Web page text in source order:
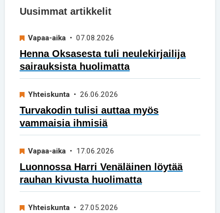
Uusimmat artikkelit
Vapaa-aika • 07.08.2026
Henna Oksasesta tuli neulekirjailija
sairauksista huolimatta
Yhteiskunta • 26.06.2026
Turvakodin tulisi auttaa myös
vammaisia ihmisiä
Vapaa-aika • 17.06.2026
Luonnossa Harri Venäläinen löytää
rauhan kivusta huolimatta
Yhteiskunta • 27.05.2026